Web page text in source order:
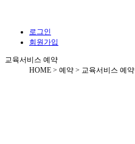
로그인
회원가입
교육서비스 예약
HOME > 예약 > 교육서비스 예약